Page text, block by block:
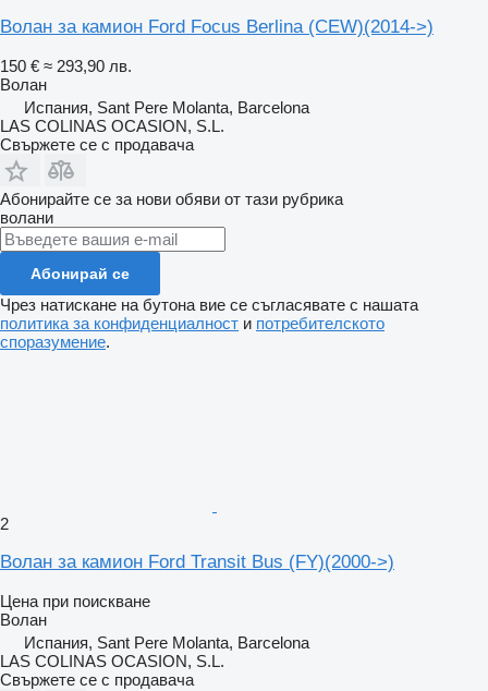
Волан за камион Ford Focus Berlina (CEW)(2014->)
150 € ≈ 293,90 лв.
Волан
Испания, Sant Pere Molanta, Barcelona
LAS COLINAS OCASION, S.L.
Свържете се с продавача
Абонирайте се за нови обяви от тази рубрика
волани
Абонирай се
Чрез натискане на бутона вие се съгласявате с нашата
политика за конфиденциалност и потребителското
споразумение.
2
Волан за камион Ford Transit Bus (FY)(2000->)
Цена при поискване
Волан
Испания, Sant Pere Molanta, Barcelona
LAS COLINAS OCASION, S.L.
Свържете се с продавача